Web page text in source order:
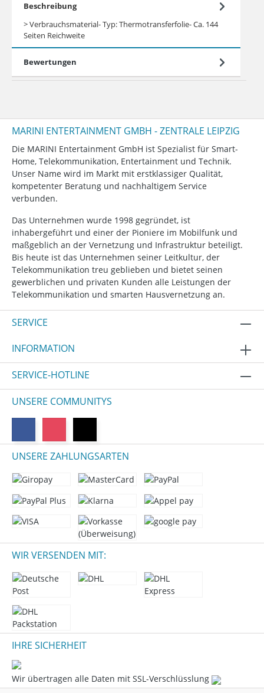
Beschreibung
> Verbrauchsmaterial- Typ: Thermotransferfolie- Ca. 144
Seiten Reichweite
Bewertungen
MARINI ENTERTAINMENT GMBH - ZENTRALE LEIPZIG
Die MARINI Entertainment GmbH ist Spezialist für Smart-
Home, Telekommunikation, Entertainment und Technik.
Unser Name wird im Markt mit erstklassiger Qualität,
kompetenter Beratung und nachhaltigem Service
verbunden.
Das Unternehmen wurde 1998 gegründet, ist
inhabergeführt und einer der Pioniere im Mobilfunk und
maßgeblich an der Vernetzung und Infrastruktur beteiligt.
Bis heute ist das Unternehmen seiner Leitkultur, der
Telekommunikation treu geblieben und bietet seinen
gewerblichen und privaten Kunden alle Leistungen der
Telekommunikation und smarten Hausvernetzung an.
SERVICE
INFORMATION
SERVICE-HOTLINE
UNSERE COMMUNITYS
UNSERE ZAHLUNGSARTEN
WIR VERSENDEN MIT:
IHRE SICHERHEIT
Wir übertragen alle Daten mit SSL-Verschlüsslung